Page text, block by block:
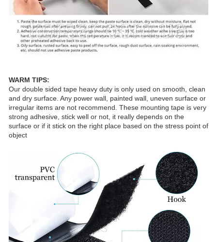
WARM TIPS:
Our double sided tape heavy duty is only used on smooth, clean
and dry surface. Any power wall, painted wall, uneven surface or
irregular items are not recommend. These mounting tape is very
strong adhesive, stick well or not, it really depends on the
surface or if it stick on the right place based on the stress point of
object